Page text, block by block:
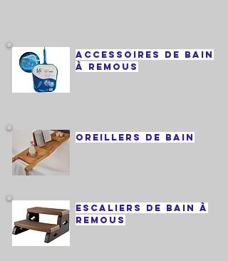
accessoires de bain
à remous
Oreillers de bain
escaliers de bain à
remous